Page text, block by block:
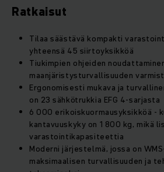
Ratkaisut
Tilaa säästävä kompakti
yhteensä 45 siirtoyksikköä
Tiukimpien ohjeiden
maanjäristysturvallisuuden
Ergonomisesti mukava ja
on 23 sähkötrukkia EFG 4-sarjasta
6 000 erikoiskuormausyksikköä -
kantavuuskyky on 1 800 kg, mikä
varastointikapasiteettia
Moderni järjestelmä, jossa on
maksimaalisen turvallisuuden ja